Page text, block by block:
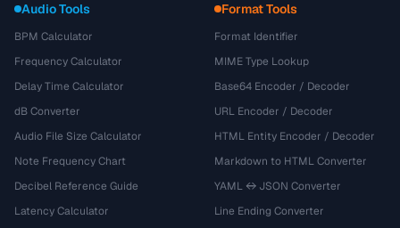
Audio Tools
BPM Calculator
Frequency Calculator
Delay Time Calculator
dB Converter
Audio File Size Calculator
Note Frequency Chart
Decibel Reference Guide
Latency Calculator
Format Tools
Format Identifier
MIME Type Lookup
Base64 Encoder / Decoder
URL Encoder / Decoder
HTML Entity Encoder / Decoder
Markdown to HTML Converter
YAML ↔ JSON Converter
Line Ending Converter